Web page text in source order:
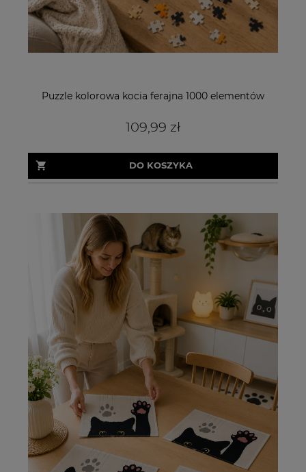
Puzzle kolorowa kocia ferajna 1000 elementów
109,99 zł
DO KOSZYKA